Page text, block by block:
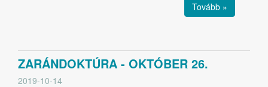
Tovább »
ZARÁNDOKTÚRA - OKTÓBER 26.
2019-10-14